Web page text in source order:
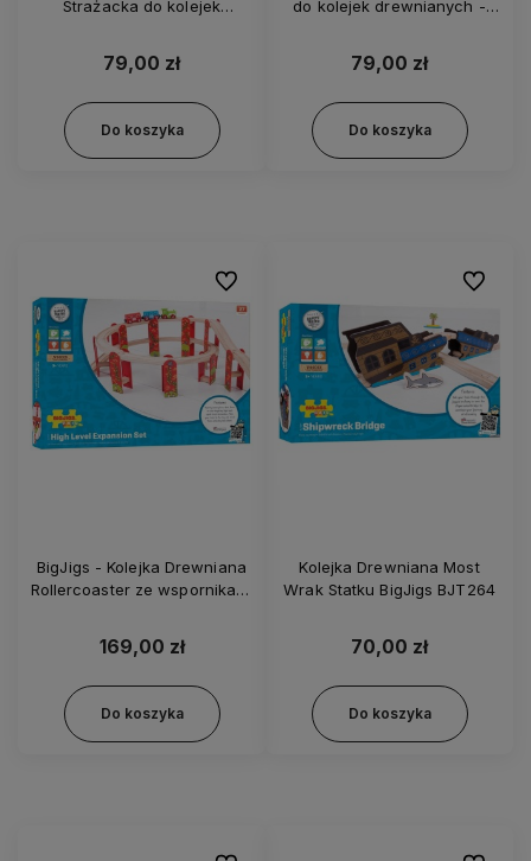
Strażacka do kolejek
79,00 zł
Do koszyka
do kolejek drewnianych -
79,00 zł
Do koszyka
BigJigs - Kolejka Drewniana
Rollercoaster ze wspornikami
169,00 zł
Do koszyka
Do ulubionych
Kolejka Drewniana Most
Wrak Statku BigJigs BJT264
70,00 zł
Do koszyka
Do